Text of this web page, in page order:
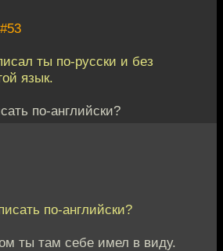
#53
ты по-русски и без
язык.
по-английски?
по-английски?
ты там себе имел в виду.